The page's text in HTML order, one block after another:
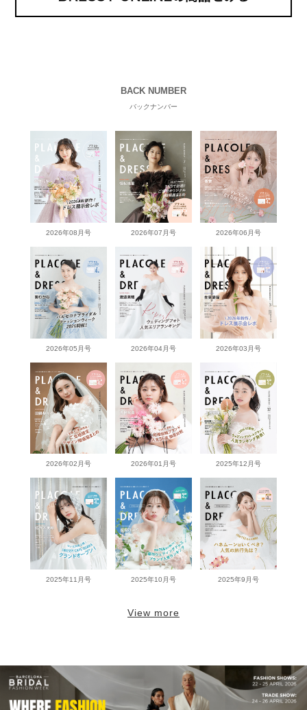
BACK NUMBER
バックナンバー
2026年08月号 2026年07月号 2026年06月号
2026年05月号 2026年04月号 2026年03月号
2026年02月号 2026年01月号 2025年12月号
2025年11月号 2025年10月号 2025年9月号
View more